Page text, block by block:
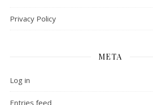
Privacy Policy
META
Log in
Entries feed